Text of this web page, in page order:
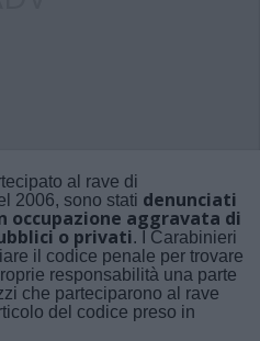
al rave di
2006, sono stati denunciati
occupazione aggravata di
o privati. I Carabinieri
il codice penale per trovare
responsabilità una parte
che parteciparono al rave
del codice preso in